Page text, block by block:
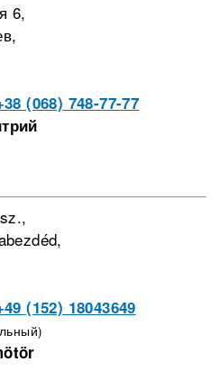
6,
(068) 748-77-77
(152) 18043649